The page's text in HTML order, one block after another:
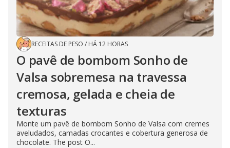
RECEITAS DE PESO / HÁ 12 HORAS
O pavê de bombom Sonho de
Valsa sobremesa na travessa
cremosa, gelada e cheia de
texturas
Monte um pavê de bombom Sonho de Valsa com cremes
aveludados, camadas crocantes e cobertura generosa de
chocolate. The post O...